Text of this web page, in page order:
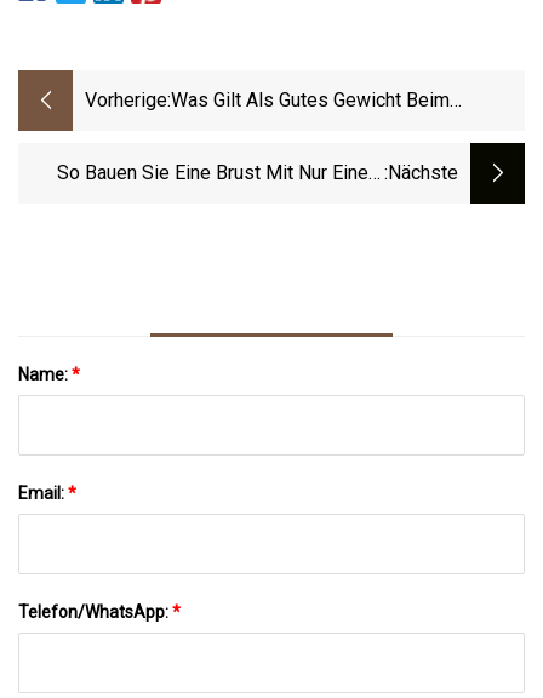
Vorherige:Was Gilt Als Gutes Gewicht Beim
So Bauen Sie Eine Brust Mit Nur Einem :nächste
Name:*
Email:*
Telefon/WhatsApp:*